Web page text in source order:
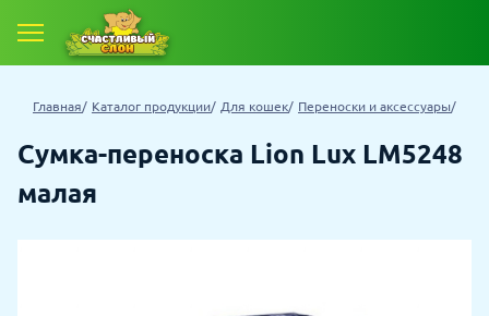
Главная Каталог продукции Для кошек Переноски и аксессуары
Сумка-переноска Lion Lux LM5248
малая